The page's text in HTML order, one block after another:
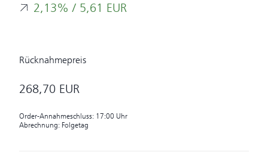
2,13% / 5,61 EUR
Rücknahmepreis
268,70 EUR
Order-Annahmeschluss: 17:00 Uhr
Abrechnung: Folgetag